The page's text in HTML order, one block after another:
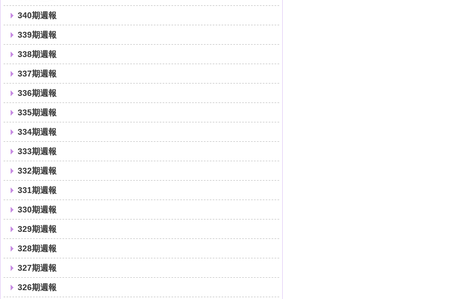
340期週報
339期週報
338期週報
337期週報
336期週報
335期週報
334期週報
333期週報
332期週報
331期週報
330期週報
329期週報
328期週報
327期週報
326期週報